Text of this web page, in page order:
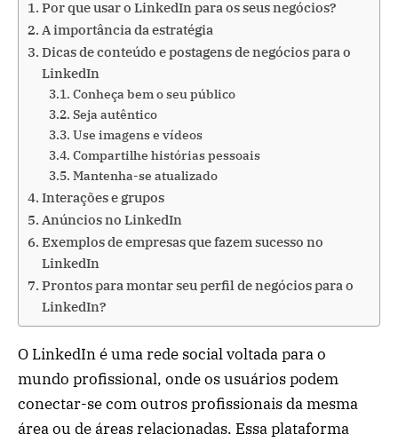
Por que usar o LinkedIn para os seus negócios?
A importância da estratégia
Dicas de conteúdo e postagens de negócios para o
LinkedIn
Conheça bem o seu público
Seja autêntico
Use imagens e vídeos
Compartilhe histórias pessoais
Mantenha-se atualizado
Interações e grupos
Anúncios no LinkedIn
Exemplos de empresas que fazem sucesso no
LinkedIn
Prontos para montar seu perfil de negócios para o
LinkedIn?
O LinkedIn é uma rede social voltada para o
mundo profissional, onde os usuários podem
conectar-se com outros profissionais da mesma
área ou de áreas relacionadas. Essa plataforma